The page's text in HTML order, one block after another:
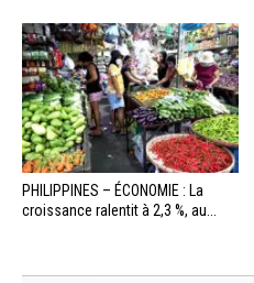
PHILIPPINES – ÉCONOMIE : La
croissance ralentit à 2,3 %, au...